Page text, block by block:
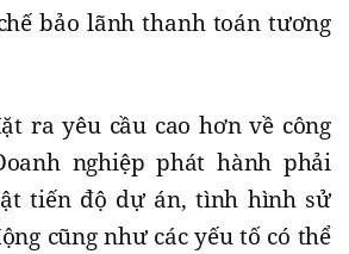
bảo lãnh thanh toán tương
ra yêu cầu cao hơn về công
nghiệp phát hành phải
tiến độ dự án, tình hình sử
cũng như các yếu tố có thể